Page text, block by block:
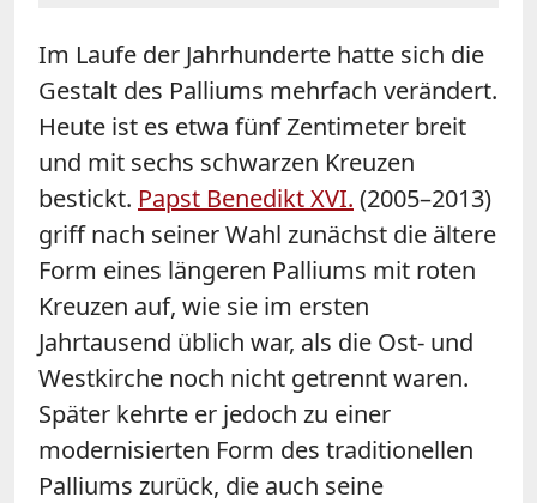
Im Laufe der Jahrhunderte hatte sich die
Gestalt des Palliums mehrfach verändert.
Heute ist es etwa fünf Zentimeter breit
und mit sechs schwarzen Kreuzen
bestickt. Papst Benedikt XVI. (2005–2013)
griff nach seiner Wahl zunächst die ältere
Form eines längeren Palliums mit roten
Kreuzen auf, wie sie im ersten
Jahrtausend üblich war, als die Ost- und
Westkirche noch nicht getrennt waren.
Später kehrte er jedoch zu einer
modernisierten Form des traditionellen
Palliums zurück, die auch seine